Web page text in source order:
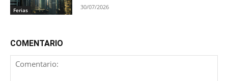
Ferias 30/07/2026
COMENTARIO